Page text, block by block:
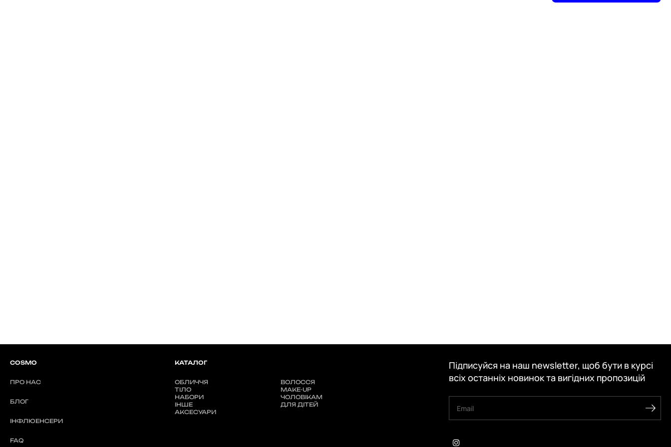
COSMO
ПРО НАС
БЛОГ
ІНФЛЮЕНСЕРИ
FAQ
КАТАЛОГ
ОБЛИЧЧЯ
ВОЛОССЯ
ТІЛО
MAKE-UP
НАБОРИ
ЧОЛОВІКАМ
ІНШЕ
ДЛЯ ДІТЕЙ
АКСЕСУАРИ
Підписуйся на наш newsletter, щоб бути в курсі
всіх останніх новинок та вигідних пропозицій